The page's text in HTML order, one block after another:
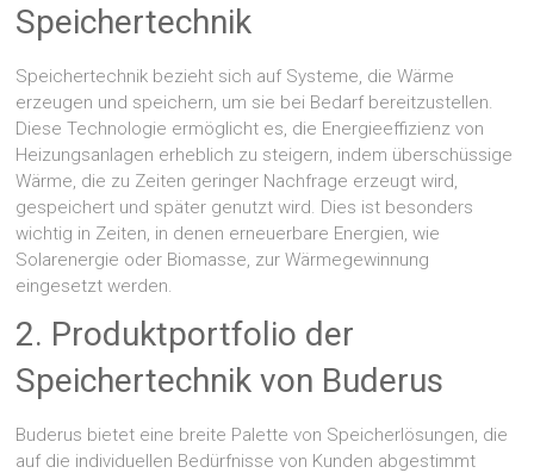
Speichertechnik
Speichertechnik bezieht sich auf Systeme, die Wärme
erzeugen und speichern, um sie bei Bedarf bereitzustellen.
Diese Technologie ermöglicht es, die Energieeffizienz von
Heizungsanlagen erheblich zu steigern, indem überschüssige
Wärme, die zu Zeiten geringer Nachfrage erzeugt wird,
gespeichert und später genutzt wird. Dies ist besonders
wichtig in Zeiten, in denen erneuerbare Energien, wie
Solarenergie oder Biomasse, zur Wärmegewinnung
eingesetzt werden.
2. Produktportfolio der
Speichertechnik von Buderus
Buderus bietet eine breite Palette von Speicherlösungen, die
auf die individuellen Bedürfnisse von Kunden abgestimmt